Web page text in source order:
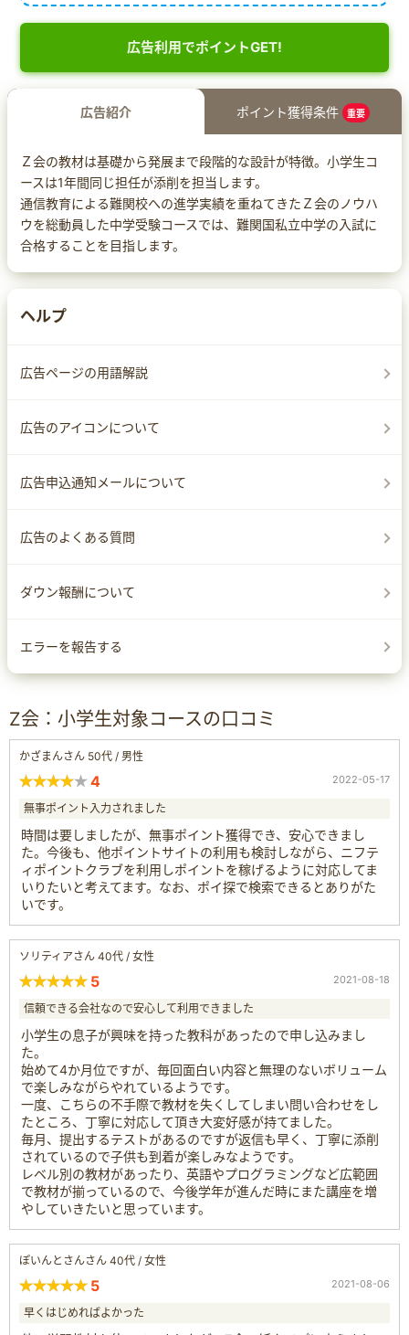
広告利用でポイントGET!
広告紹介 ポイント獲得条件 重要
Ｚ会の教材は基礎から発展まで段階的な設計が特徴。小学生コ
ースは1年間同じ担任が添削を担当します。
通信教育による難関校への進学実績を重ねてきたＺ会のノウハ
ウを総動員した中学受験コースでは、難関国私立中学の入試に
合格することを目指します。
ヘルプ
広告ページの用語解説
広告のアイコンについて
広告申込通知メールについて
広告のよくある質問
ダウン報酬について
エラーを報告する
Z会：小学生対象コースの口コミ
かざまんさん 50代 / 男性
4 2022-05-17
無事ポイント入力されました
時間は要しましたが、無事ポイント獲得でき、安心できまし
た。今後も、他ポイントサイトの利用も検討しながら、ニフテ
ィポイントクラブを利用しポイントを稼げるように対応してま
いりたいと考えてます。なお、ポイ探で検索できるとありがた
いです。
ソリティアさん 40代 / 女性
5 2021-08-18
信頼できる会社なので安心して利用できました
小学生の息子が興味を持った教科があったので申し込みまし
た。
始めて4か月位ですが、毎回面白い内容と無理のないボリューム
で楽しみながらやれているようです。
一度、こちらの不手際で教材を失くしてしまい問い合わせをし
たところ、丁寧に対応して頂き大変好感が持てました。
毎月、提出するテストがあるのですが返信も早く、丁寧に添削
されているので子供も到着が楽しみなようです。
レベル別の教材があったり、英語やプログラミングなど広範囲
で教材が揃っているので、今後学年が進んだ時にまた講座を増
やしていきたいと思っています。
ぽいんとさんさん 40代 / 女性
5 2021-08-06
早くはじめればよかった